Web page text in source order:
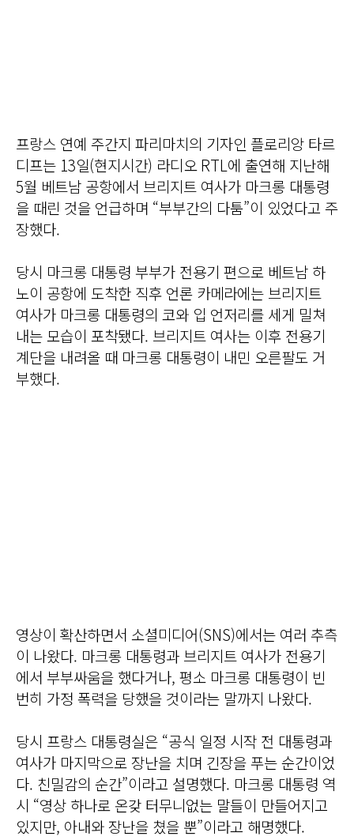
프랑스 연예 주간지 파리마치의 기자인 플로리앙 타르
디프는 13일(현지시간) 라디오 RTL에 출연해 지난해
5월 베트남 공항에서 브리지트 여사가 마크롱 대통령
을 때린 것을 언급하며 “부부간의 다툼”이 있었다고 주
장했다.
당시 마크롱 대통령 부부가 전용기 편으로 베트남 하
노이 공항에 도착한 직후 언론 카메라에는 브리지트
여사가 마크롱 대통령의 코와 입 언저리를 세게 밀쳐
내는 모습이 포착됐다. 브리지트 여사는 이후 전용기
계단을 내려올 때 마크롱 대통령이 내민 오른팔도 거
부했다.
영상이 확산하면서 소셜미디어(SNS)에서는 여러 추측
이 나왔다. 마크롱 대통령과 브리지트 여사가 전용기
에서 부부싸움을 했다거나, 평소 마크롱 대통령이 빈
번히 가정 폭력을 당했을 것이라는 말까지 나왔다.
당시 프랑스 대통령실은 “공식 일정 시작 전 대통령과
여사가 마지막으로 장난을 치며 긴장을 푸는 순간이었
다. 친밀감의 순간”이라고 설명했다. 마크롱 대통령 역
시 “영상 하나로 온갖 터무니없는 말들이 만들어지고
있지만, 아내와 장난을 쳤을 뿐”이라고 해명했다.